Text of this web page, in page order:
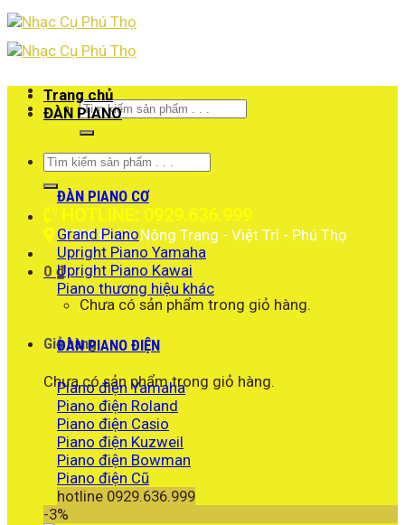
Skip
content
Tìm
kiếm:
Tìm
kiếm:
HOTLINE: 0929.636.999
1766 ĐLHV Nông Trang - Việt Trì - Phú Thọ
0 ₫
Chưa có sản phẩm trong giỏ hàng.
Giỏ hàng
Chưa có sản phẩm trong giỏ hàng.
Trang chủ
ĐÀN PIANO
ĐÀN PIANO CƠ
Grand Piano
Upright Piano Yamaha
Upright Piano Kawai
Piano thương hiệu khác
ĐÀN PIANO ĐIỆN
Piano điện Yamaha
Piano điện Roland
Piano điện Casio
Piano điện Kuzweil
Piano điện Bowman
Piano điện Cũ
hotline 0929.636.999
-3%